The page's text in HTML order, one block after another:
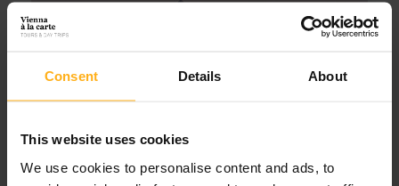
Consent Details About
This website uses cookies
We use cookies to personalise content and ads, to